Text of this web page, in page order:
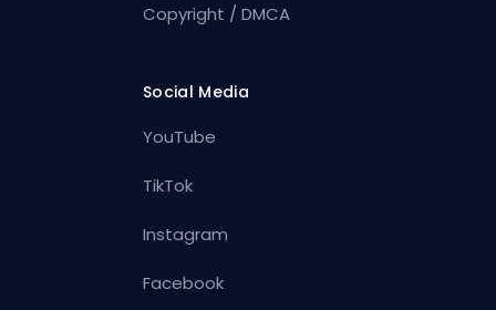
Copyright / DMCA
Social Media
YouTube
TikTok
Instagram
Facebook